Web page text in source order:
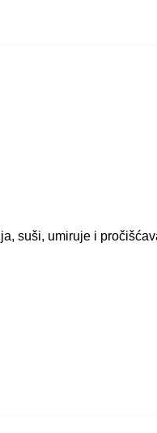
suši, umiruje i